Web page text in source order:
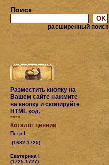
Поиск
расширенный поиск
Разместить кнопку на
Вашем сайте нажмите
на кнопку и скопируйте
HTML код.
****
Коталог ценник
Петр I
(1682-1725) .
Екатерина I
(1725-1727)